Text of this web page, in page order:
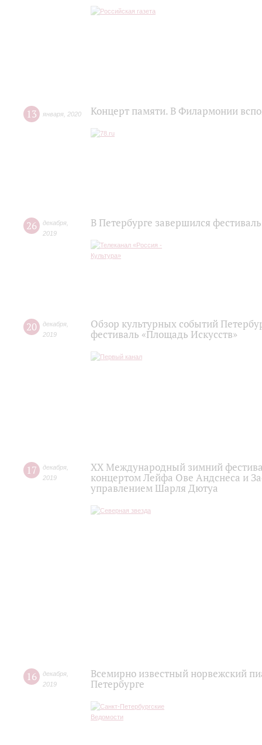
13 января 2020 Концерт памяти. В Филармонии
26 декабря
2019
В Петербурге завершился
20 декабря
2019
Обзор культурных событий
фестиваль «Площадь Искусств»
17 декабря
2019
XX Международный зимний
концертом Лейфа Ове Андснеса и
управлением Шарля Дютуа
16 декабря
2019
Всемирно известный норвежский
Петербурге